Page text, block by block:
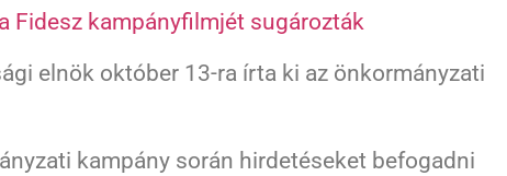
Fidesz kampányfilmjét sugározták
elnök október 13-ra írta ki az önkormányzati
kampány során hirdetéseket befogadni